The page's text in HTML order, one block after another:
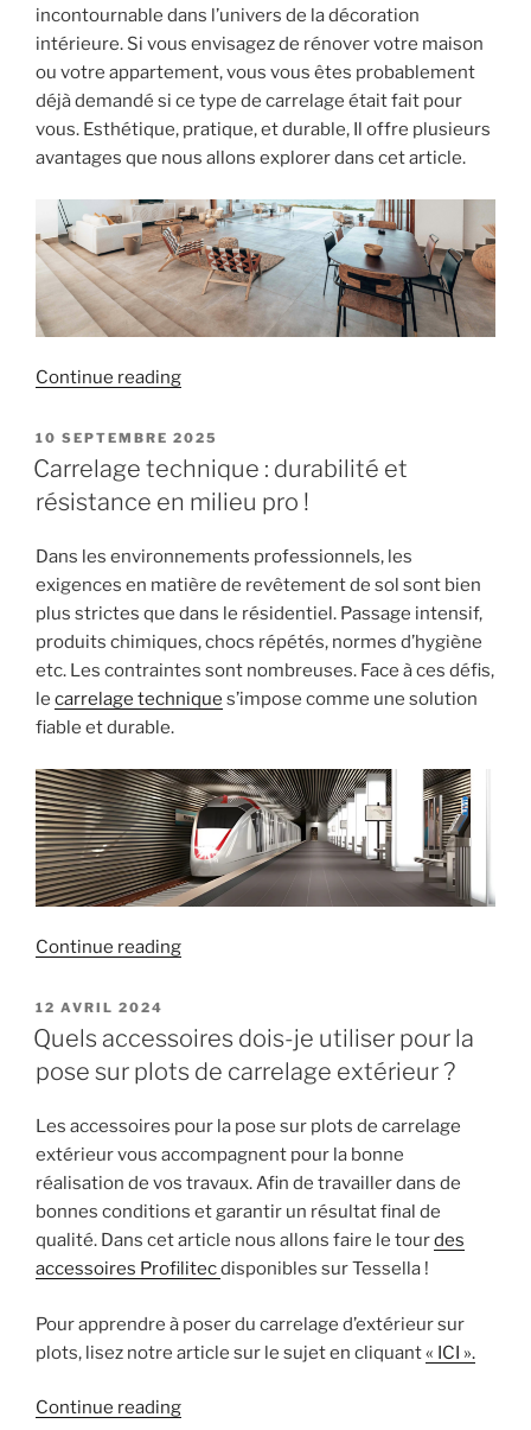
incontournable dans l’univers de la décoration
intérieure. Si vous envisagez de rénover votre maison
ou votre appartement, vous vous êtes probablement
déjà demandé si ce type de carrelage était fait pour
vous. Esthétique, pratique, et durable, Il offre plusieurs
avantages que nous allons explorer dans cet article.
Continue reading« Les
du
carrelage
grand
esthétique
et
pratique »
POSTED
ON
10 SEPTEMBRE 2025
Carrelage technique : durabilité et
résistance en milieu pro !
Dans les environnements professionnels, les
exigences en matière de revêtement de sol sont bien
plus strictes que dans le résidentiel. Passage intensif,
produits chimiques, chocs répétés, normes d’hygiène
etc. Les contraintes sont nombreuses. Face à ces défis,
le carrelage technique s’impose comme une solution
fiable et durable.
Continue reading« Carrelage
durabilité
résistance
pro
POSTED
ON
12 AVRIL 2024
Quels accessoires dois-je utiliser pour la
pose sur plots de carrelage extérieur ?
Les accessoires pour la pose sur plots de carrelage
extérieur vous accompagnent pour la bonne
réalisation de vos travaux. Afin de travailler dans de
bonnes conditions et garantir un résultat final de
qualité. Dans cet article nous allons faire le tourdes
accessoires Profilitecdisponibles sur Tessella !
Pour apprendre à poser du carrelage d’extérieur sur
plots, lisez notre article sur le sujet en cliquant« ICI ».
Continue reading« Quels